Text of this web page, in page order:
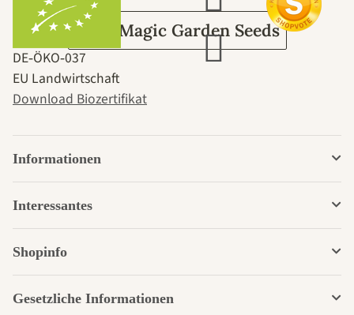
Über Magic Garden Seeds
DE‑ÖKO‑037
EU Landwirtschaft
Download Biozertifikat
Informationen
Interessantes
Shopinfo
Gesetzliche Informationen